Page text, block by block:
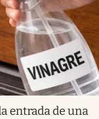
entrada de una